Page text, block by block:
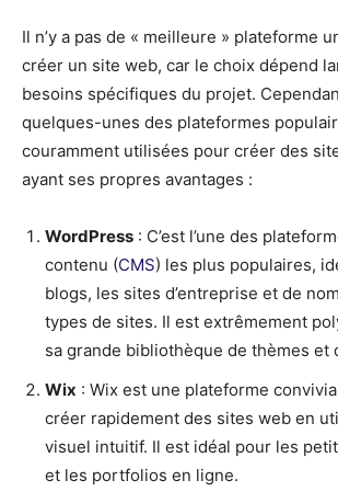
Il n’y a pas de « meilleure » plateforme
créer un site web, car le choix dépend
besoins spécifiques du projet.
quelques-unes des plateformes
couramment utilisées pour créer des
ayant ses propres avantages :
WordPress : C’est l’une des
contenu (CMS) les plus populaires,
blogs, les sites d’entreprise et de
types de sites. Il est extrêmement
sa grande bibliothèque de thèmes et
Wix : Wix est une plateforme
créer rapidement des sites web en
visuel intuitif. Il est idéal pour les
et les portfolios en ligne.